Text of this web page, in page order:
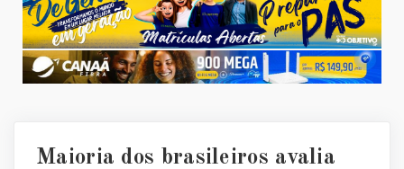
Maioria dos brasileiros avalia